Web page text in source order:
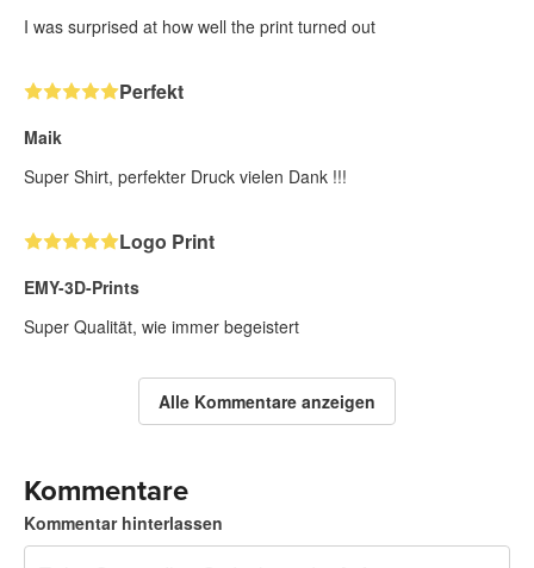
I was surprised at how well the print turned out
Perfekt
Maik
Super Shirt, perfekter Druck vielen Dank !!!
Logo Print
EMY-3D-Prints
Super Qualität, wie immer begeistert
Alle Kommentare anzeigen
Kommentare
Kommentar hinterlassen